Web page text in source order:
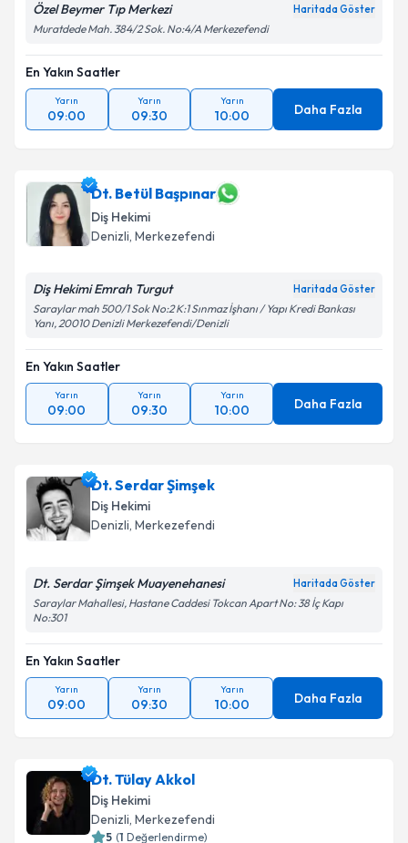
Özel Beymer Tıp Merkezi Haritada Göster
Muratdede Mah. 384/2 Sok. No:4/A Merkezefendi
En Yakın Saatler
Yarın
09:00
Yarın
09:30
Yarın
10:00 Daha Fazla
Dt. Betül Başpınar
Diş Hekimi
Denizli, Merkezefendi
Diş Hekimi Emrah Turgut Haritada Göster
Saraylar mah 500/1 Sok No:2 K:1 Sınmaz İşhanı / Yapı Kredi Bankası
Yanı, 20010 Denizli Merkezefendi/Denizli
En Yakın Saatler
Yarın
09:00
Yarın
09:30
Yarın
10:00 Daha Fazla
Dt. Serdar Şimşek
Diş Hekimi
Denizli, Merkezefendi
Dt. Serdar Şimşek Muayenehanesi Haritada Göster
Saraylar Mahallesi, Hastane Caddesi Tokcan Apart No: 38 İç Kapı
No:301
En Yakın Saatler
Yarın
09:00
Yarın
09:30
Yarın
10:00 Daha Fazla
Dt. Tülay Akkol
Diş Hekimi
Denizli, Merkezefendi
5 (1 Değerlendirme)